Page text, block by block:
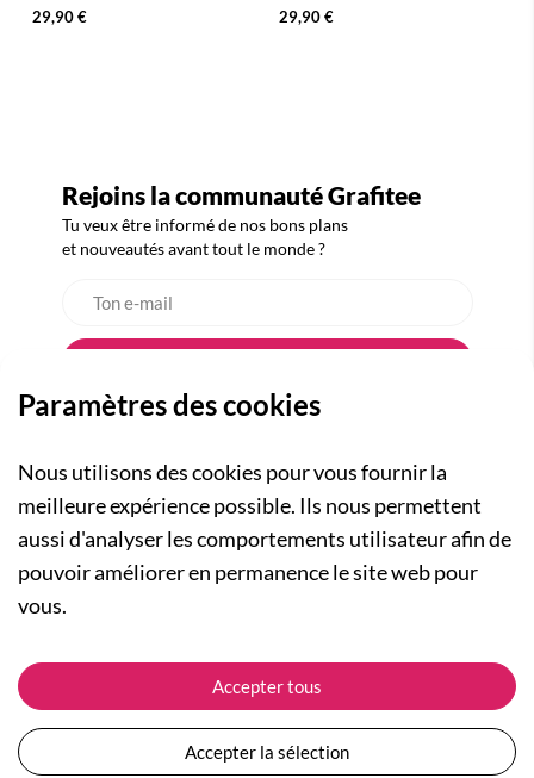
29,90 € 29,90 €
Rejoins la communauté Grafitee
Tu veux être informé de nos bons plans
et nouveautés avant tout le monde ?
A PROPOS
Qui sommes-nous ?
Actualités
Nos engagements
Plan du site
Devenir revendeur
NOS RUBRIQUES
Collection Femme
Collection Enfants
Les Totebags
ASSISTANCE
Suivre ma commande
Expédition et livraison
Retour et remboursement
Paramètres des cookies
Nous utilisons des cookies pour vous fournir la
meilleure expérience possible. Ils nous permettent
aussi d'analyser les comportements utilisateur afin de
pouvoir améliorer en permanence le site web pour
vous.
Accepter tous
Accepter la sélection